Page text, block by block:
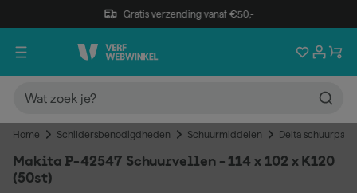
Gratis verzending vanaf €50,-
Home Schildersbenodigdheden Schuurmiddelen Delta
Makita P-42547 Schuurvellen - 114 x 102 x K120
(50st)